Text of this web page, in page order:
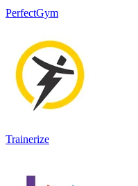
PerfectGym
Trainerize